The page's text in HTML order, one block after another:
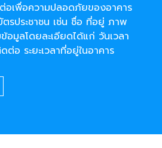
อเพื่อความปลอดภัยของอาคาร
รประชาชน เช่น ชื่อ ที่อยู่ ภาพ
อมูลโดยละเอียดได้แก่ วันเวลา
อ ระยะเวลาที่อยู่ในอาคาร